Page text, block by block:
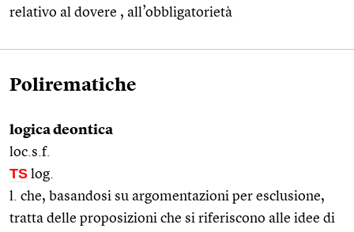
relativo al dovere , all’obbligatorietà
Polirematiche
logica deontica
loc.s.f.
TS log.
l. che, basandosi su argomentazioni per esclusione,
tratta delle proposizioni che si riferiscono alle idee di